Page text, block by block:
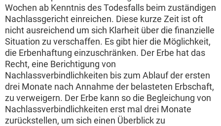
Wochen ab Kenntnis des Todesfalls beim zuständigen
Nachlassgericht einreichen. Diese kurze Zeit ist oft
nicht ausreichend um sich Klarheit über die finanzielle
Situation zu verschaffen. Es gibt hier die Möglichkeit,
die Erbenhaftung einzuschränken. Der Erbe hat das
Recht, eine Berichtigung von
Nachlassverbindlichkeiten bis zum Ablauf der ersten
drei Monate nach Annahme der belasteten Erbschaft,
zu verweigern. Der Erbe kann so die Begleichung von
Nachlassverbindlichkeiten erst mal drei Monate
zurückstellen, um sich einen Überblick zu